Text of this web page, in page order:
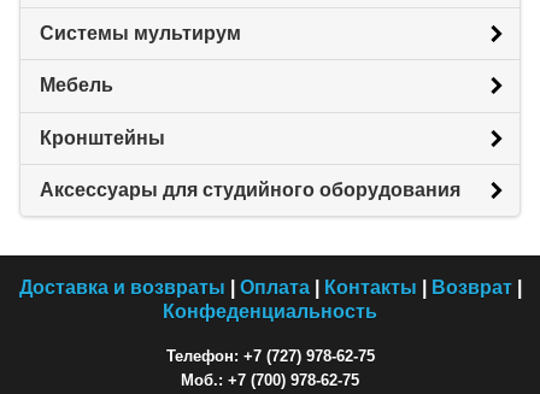
Системы мультирум
Мебель
Кронштейны
Аксессуары для студийного оборудования
Доставка и возвраты Оплата| Контакты Возврат|
Конфеденциальность
Телефон: +7 (727) 978-62-75
Моб.: +7 (700) 978-62-75